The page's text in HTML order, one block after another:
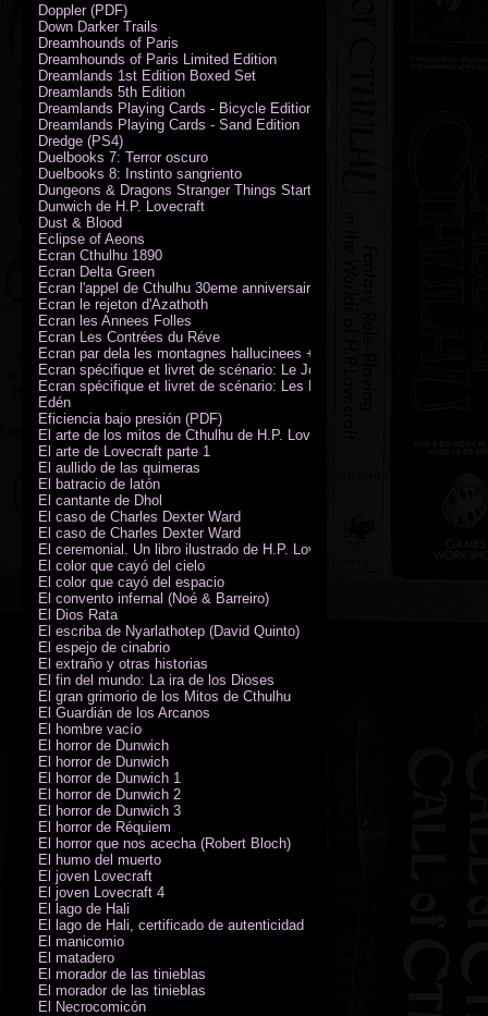
Doppler (PDF)
Down Darker Trails
Dreamhounds of Paris
Dreamhounds of Paris Limited Edition
Dreamlands 1st Edition Boxed Set
Dreamlands 5th Edition
Dreamlands Playing Cards - Bicycle Edition
Dreamlands Playing Cards - Sand Edition
Dredge (PS4)
Duelbooks 7: Terror oscuro
Duelbooks 8: Instinto sangriento
Dungeons & Dragons Stranger Things Starter Set
Dunwich de H.P. Lovecraft
Dust & Blood
Eclipse of Aeons
Ecran Cthulhu 1890
Ecran Delta Green
Ecran l'appel de Cthulhu 30eme anniversaire
Ecran le rejeton d'Azathoth
Ecran les Annees Folles
Ecran Les Contrées du Réve
Ecran par dela les montagnes hallucinees + kit d'expedition
Ecran spécifique et livret de scénario: Le Jour de la Bête
Ecran spécifique et livret de scénario: Les Masques de Nyarlathotep
Edén
Eficiencia bajo presión (PDF)
El arte de los mitos de Cthulhu de H.P. Lovecraft
El arte de Lovecraft parte 1
El aullido de las quimeras
El batracio de latón
El cantante de Dhol
El caso de Charles Dexter Ward
El caso de Charles Dexter Ward
El ceremonial. Un libro ilustrado de H.P. Lovecraft
El color que cayó del cielo
El color que cayó del espacio
El convento infernal (Noé & Barreiro)
El Dios Rata
El escriba de Nyarlathotep (David Quinto)
El espejo de cinabrio
El extraño y otras historias
El fin del mundo: La ira de los Dioses
El gran grimorio de los Mitos de Cthulhu
El Guardián de los Arcanos
El hombre vacío
El horror de Dunwich
El horror de Dunwich
El horror de Dunwich 1
El horror de Dunwich 2
El horror de Dunwich 3
El horror de Réquiem
El horror que nos acecha (Robert Bloch)
El humo del muerto
El joven Lovecraft
El joven Lovecraft 4
El lago de Hali
El lago de Hali, certificado de autenticidad
El manicomio
El matadero
El morador de las tinieblas
El morador de las tinieblas
El Necrocomicón